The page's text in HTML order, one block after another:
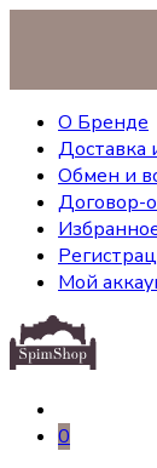
О Бренде
Доставка
Обмен и
Договор-
Мой
0